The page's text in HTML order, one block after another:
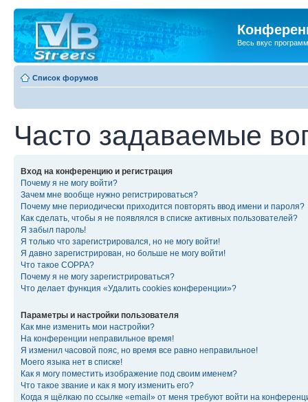
Весь вкус
Список форумов
Часто задаваемые
Вход на конференцию и регистрация
Почему я не могу войти?
Зачем мне вообще нужно регистрироваться?
Почему мне периодически приходится повторять ввод имени и пароля?
Как сделать, чтобы я не появлялся в списке активных пользователей?
Я забыл пароль!
Я только что зарегистрировался, но не могу войти!
Я давно зарегистрирован, но больше не могу войти!
Что такое COPPA?
Почему я не могу зарегистрироваться?
Что делает функция «Удалить cookies конференции»?
Параметры и настройки пользователя
Как мне изменить мои настройки?
На конференции неправильное время!
Я изменил часовой пояс, но время все равно неправильное!
Моего языка нет в списке!
Как я могу поместить изображение под своим именем?
Что такое звание и как я могу изменить его?
Когда я щёлкаю по ссылке «email» от меня требуют войти на